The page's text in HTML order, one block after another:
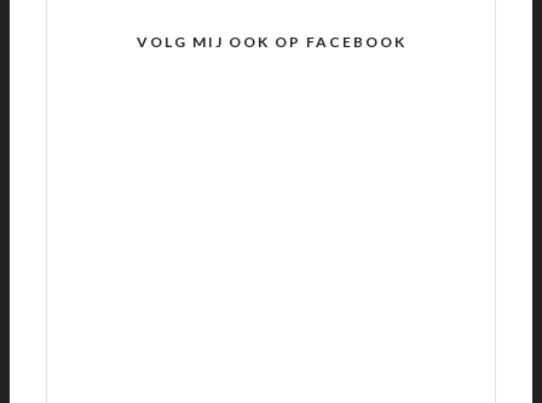
VOLG MIJ OOK OP FACEBOOK